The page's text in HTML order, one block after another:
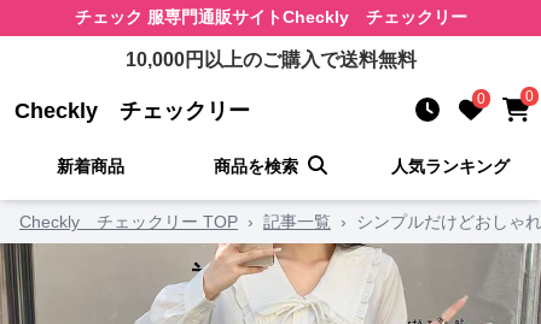
チェック 服専門通販サイトCheckly チェックリー
10,000円以上のご購入で送料無料
Checkly チェックリー 0 0
新着商品 商品を検索 人気ランキング
Checkly チェックリー TOP › 記事一覧 › シンプルだけどおしゃ